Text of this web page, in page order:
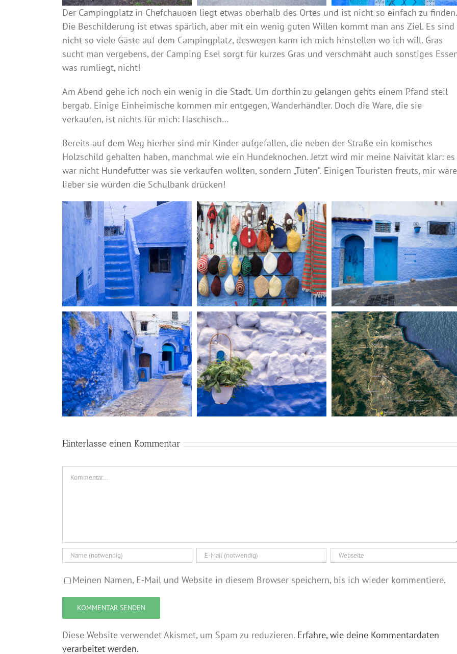
Der Campingplatz in Chefchauoen liegt etwas oberhalb des Ortes und ist nicht so einfach zu finden.
Die Beschilderung ist etwas spärlich, aber mit ein wenig guten Willen kommt man ans Ziel. Es sind
nicht so viele Gäste auf dem Campingplatz, deswegen kann ich mich hinstellen wo ich will. Gras
sucht man vergebens, der Camping Esel sorgt für kurzes Gras und verschmäht auch sonstiges
was rumliegt, nicht!
Am Abend gehe ich noch ein wenig in die Stadt. Um dorthin zu gelangen gehts einem Pfand steil
bergab. Einige Einheimische kommen mir entgegen, Wanderhändler. Doch die Ware, die sie
verkaufen, ist nichts für mich: Haschisch…
Bereits auf dem Weg hierher sind mir Kinder aufgefallen, die neben der Straße ein komisches
Holzschild gehalten haben, manchmal wie ein Hundeknochen. Jetzt wird mir meine Naivität klar: es
war nicht Hundefutter was sie verkaufen wollten, sondern „Tüten“. Einigen Touristen freuts, mir wäre
lieber sie würden die Schulbank drücken!
Hinterlasse einen Kommentar
Kommentar
Meinen Namen, E-Mail und Website in diesem Browser speichern, bis ich wieder kommentiere.
Diese Website verwendet Akismet, um Spam zu reduzieren. Erfahre, wie deine Kommentardaten
verarbeitet werden.